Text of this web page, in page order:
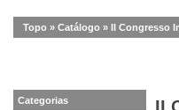
Topo » Catálogo » II Congresso
Categorias